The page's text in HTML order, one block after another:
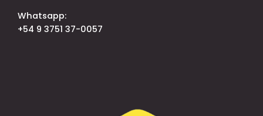
Whatsapp:
+54 9 3751 37-0057